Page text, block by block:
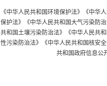
《中华人民共和国环境保护法》《中华
保护法》《中华人民共和国大气污染防
共和国土壤污染防治法》《中华人民共
性污染防治法》《中华人民共和国核安
共和国政府信息公